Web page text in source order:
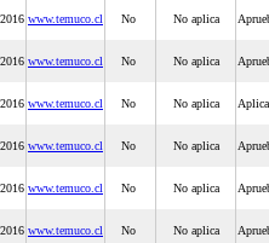
www.temuco.cl No No aplica
www.temuco.cl No No aplica
www.temuco.cl No No aplica
www.temuco.cl No No aplica
www.temuco.cl No No aplica
www.temuco.cl No No aplica